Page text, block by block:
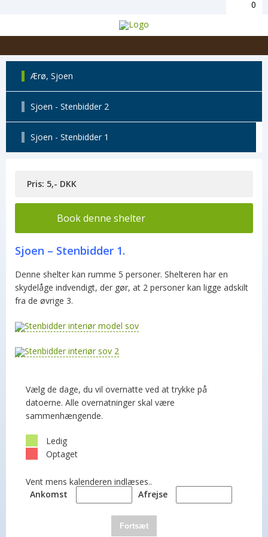
0
Ærø, Sjoen
Sjoen - Stenbidder 2
Sjoen - Stenbidder 1
Pris: 5,- DKK
Book denne shelter
Sjoen – Stenbidder 1.
Denne shelter kan rumme 5 personer. Shelteren har en
skydelåge indvendigt, der gør, at 2 personer kan ligge adskilt
fra de øvrige 3.
Vælg de dage, du vil overnatte ved at trykke på
datoerne. Alle overnatninger skal være
sammenhængende.
Ledig
Optaget
Vent mens kalenderen indlæses..
Ankomst
Afrejse
Fortsæt